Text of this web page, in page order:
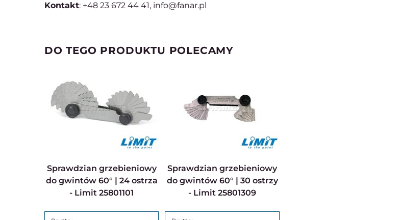
Kontakt: +48 23 672 44 41, info@fanar.pl
DO TEGO PRODUKTU POLECAMY
Sprawdzian grzebieniowy
do gwintów 60° | 24 ostrza
- Limit 25801101
Sprawdzian grzebieniowy
do gwintów 60° | 30 ostrzy
- Limit 25801309